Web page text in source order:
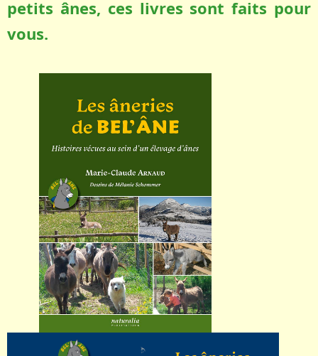
petits ânes, ces livres sont faits pour
vous.